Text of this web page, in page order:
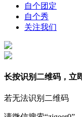
自个团定
自个秀
关注我们
长按识别二维码，立
若无法识别二维码